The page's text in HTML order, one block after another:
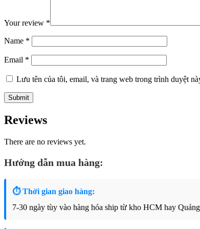
Your review *
Name *
Email *
Lưu tên của tôi, email, và trang web trong trình duyệt
Reviews
There are no reviews yet.
Hướng dẫn mua hàng:
⏱ Thời gian giao hàng:
7-30 ngày tùy vào hàng hóa ship từ kho HCM hay